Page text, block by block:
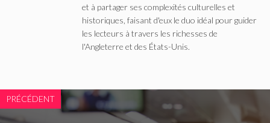
et à partager ses complexités culturelles et
historiques, faisant d'eux le duo idéal pour guider
les lecteurs à travers les richesses de
l'Angleterre et des États-Unis.
PRÉCÉDENT